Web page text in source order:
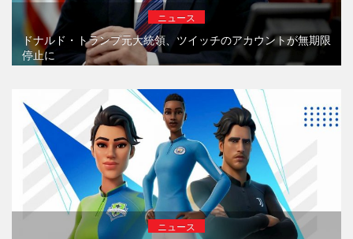
ニュース
ドナルド・トランプ元大統領、ツイッチのアカウントが無期限
停止に
ニュース